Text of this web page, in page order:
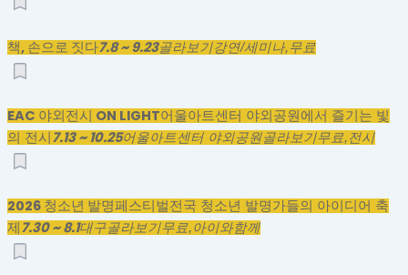
책, 손으로 짓다7.8 ~ 9.23골라보기강연/세미나,무료
EAC 야외전시 ON LIGHT어울아트센터 야외공원에서 즐기는 빛
의 전시 7.13 ~ 10.25어울아트센터 야외공원골라보기무료,전시
2026 청소년 발명페스티벌전국 청소년 발명가들의 아이디어 축
제 7.30 ~ 8.1대구골라보기무료,아이와함께